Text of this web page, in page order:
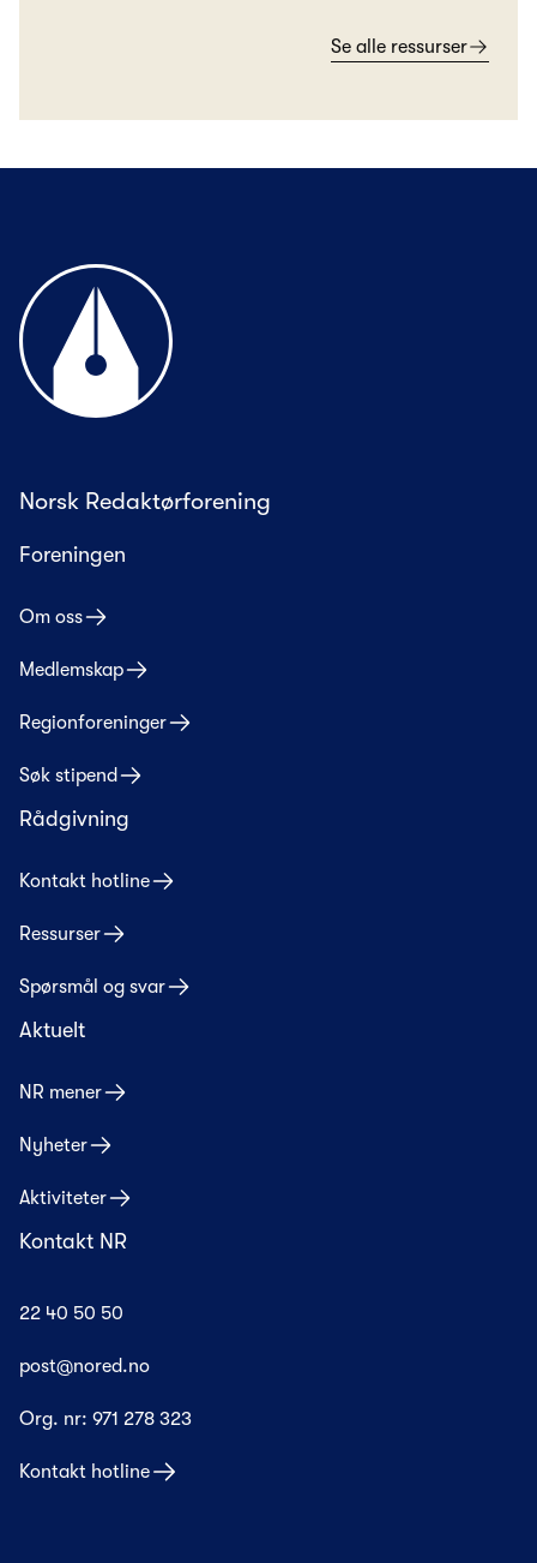
Se alle ressurser
Til forsiden
Norsk Redaktørforening
Foreningen
Om oss
Medlemskap
Regionforeninger
Søk stipend
Rådgivning
Kontakt hotline
Ressurser
Spørsmål og svar
Aktuelt
NR mener
Nyheter
Aktiviteter
Kontakt NR
22 40 50 50
post@nored.no
Org. nr: 971 278 323
Kontakt hotline